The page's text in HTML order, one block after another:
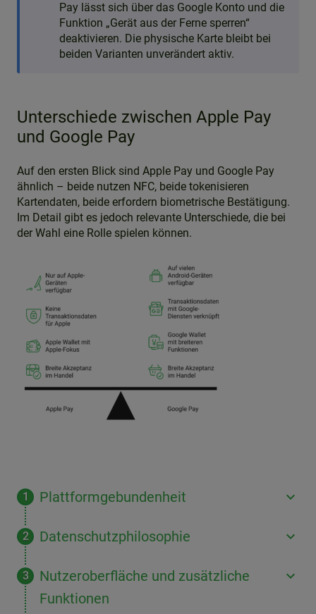
Pay lässt sich über das Google Konto und die
Funktion „Gerät aus der Ferne sperren“
deaktivieren. Die physische Karte bleibt bei
beiden Varianten unverändert aktiv.
Unterschiede zwischen Apple Pay
und Google Pay
Auf den ersten Blick sind Apple Pay und Google Pay
ähnlich – beide nutzen NFC, beide tokenisieren
Kartendaten, beide erfordern biometrische Bestätigung.
Im Detail gibt es jedoch relevante Unterschiede, die bei
der Wahl eine Rolle spielen können.
Plattformgebundenheit
Datenschutzphilosophie
Nutzeroberfläche und zusätzliche
Funktionen